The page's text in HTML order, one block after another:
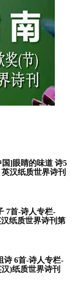
]眼睛的味道 诗5
汉纸质世界诗刊
7首-诗人专栏-
纸质世界诗刊第
诗 6首-诗人专栏-
)纸质世界诗刊